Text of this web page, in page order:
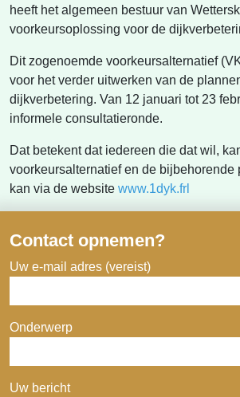
heeft het algemeen bestuur van
voorkeursoplossing voor de
Dit zogenoemde voorkeursalternatief
voor het verder uitwerken van de
dijkverbetering. Van 12 januari tot 23
informele consultatieronde.
Dat betekent dat iedereen die dat wil,
voorkeursalternatief en de bijbehorende
kan via de website www.1dyk.frl
Contact opnemen?
Uw e-mail adres (vereist)
Onderwerp
Uw bericht